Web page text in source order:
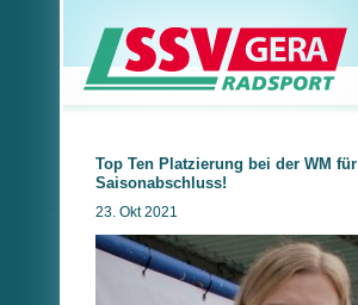
Top Ten Platzierung bei der WM
Saisonabschluss!
23. Okt 2021